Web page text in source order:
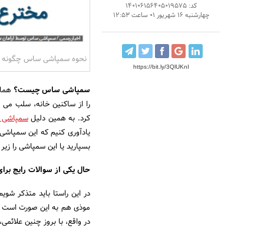
کد: 140106156405019575
چهارشنبه 16 شهریور 01 ساعت 12:53
https://bit.ly/3QlUKnI
نحوه سمپاشی ساس
سمپاشی ساس چیست؟
را از ساکنین خانه، سلب می
کرد. به همین دلیل
یادآوری کنیم که این
بسپارید یا این سمپاشی را
حال یکی از سوالات رایج
موذی هم به این صورت است
در واقع، با بروز چنین